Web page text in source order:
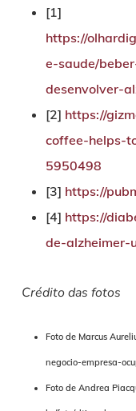
[1]
https://
e-saude/
desenvolver-
[2] https://
coffee-helps-
5950498
[3] https://
[4] https://
de-alzheimer-
Crédito das fotos
Foto de Marcus
negocio-empresa-
Foto de Andrea